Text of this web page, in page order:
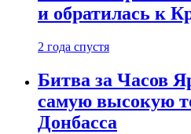
и обратилась к
2 года спустя
Битва за Часов
самую высокую
Донбасса